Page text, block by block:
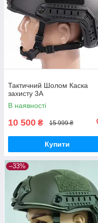
Тактичний Шолом Каска
захисту 3А
В наявності
10 500 ₴ 15 999 ₴
Купити
–33%